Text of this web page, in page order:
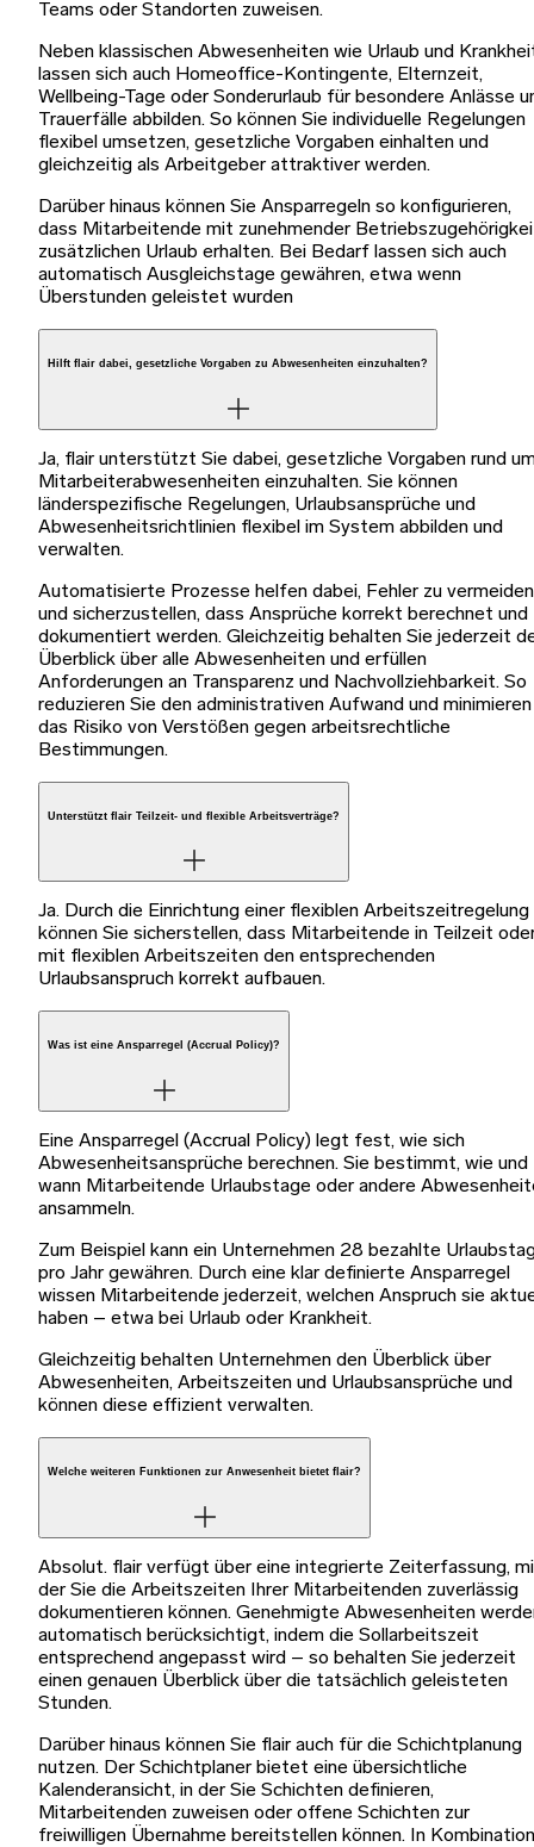
Teams oder Standorten zuweisen.
Neben klassischen Abwesenheiten wie Urlaub und
lassen sich auch Homeoffice-Kontingente, Elternzeit,
Wellbeing-Tage oder Sonderurlaub für besondere Anlässe
Trauerfälle abbilden. So können Sie individuelle Regelungen
flexibel umsetzen, gesetzliche Vorgaben einhalten und
gleichzeitig als Arbeitgeber attraktiver werden.
Darüber hinaus können Sie Ansparregeln so konfigurieren,
dass Mitarbeitende mit zunehmender
zusätzlichen Urlaub erhalten. Bei Bedarf lassen sich auch
automatisch Ausgleichstage gewähren, etwa wenn
Überstunden geleistet wurden
Hilft flair dabei, gesetzliche Vorgaben zu Abwesenheiten einzuhalten?
Ja, flair unterstützt Sie dabei, gesetzliche Vorgaben rund
Mitarbeiterabwesenheiten einzuhalten. Sie können
länderspezifische Regelungen, Urlaubsansprüche und
Abwesenheitsrichtlinien flexibel im System abbilden und
verwalten.
Automatisierte Prozesse helfen dabei, Fehler zu vermeiden
und sicherzustellen, dass Ansprüche korrekt berechnet und
dokumentiert werden. Gleichzeitig behalten Sie jederzeit
Überblick über alle Abwesenheiten und erfüllen
Anforderungen an Transparenz und Nachvollziehbarkeit. So
reduzieren Sie den administrativen Aufwand und minimieren
das Risiko von Verstößen gegen arbeitsrechtliche
Bestimmungen.
Unterstützt flair Teilzeit- und flexible Arbeitsverträge?
Ja. Durch die Einrichtung einer flexiblen Arbeitszeitregelung
können Sie sicherstellen, dass Mitarbeitende in Teilzeit
mit flexiblen Arbeitszeiten den entsprechenden
Urlaubsanspruch korrekt aufbauen.
Was ist eine Ansparregel (Accrual Policy)?
Eine Ansparregel (Accrual Policy) legt fest, wie sich
Abwesenheitsansprüche berechnen. Sie bestimmt, wie und
wann Mitarbeitende Urlaubstage oder andere
ansammeln.
Zum Beispiel kann ein Unternehmen 28 bezahlte
pro Jahr gewähren. Durch eine klar definierte Ansparregel
wissen Mitarbeitende jederzeit, welchen Anspruch sie
haben – etwa bei Urlaub oder Krankheit.
Gleichzeitig behalten Unternehmen den Überblick über
Abwesenheiten, Arbeitszeiten und Urlaubsansprüche und
können diese effizient verwalten.
Welche weiteren Funktionen zur Anwesenheit bietet flair?
Absolut. flair verfügt über eine integrierte Zeiterfassung,
der Sie die Arbeitszeiten Ihrer Mitarbeitenden zuverlässig
dokumentieren können. Genehmigte Abwesenheiten
automatisch berücksichtigt, indem die Sollarbeitszeit
entsprechend angepasst wird – so behalten Sie jederzeit
einen genauen Überblick über die tatsächlich geleisteten
Stunden.
Darüber hinaus können Sie flair auch für die Schichtplanung
nutzen. Der Schichtplaner bietet eine übersichtliche
Kalenderansicht, in der Sie Schichten definieren,
Mitarbeitenden zuweisen oder offene Schichten zur
freiwilligen Übernahme bereitstellen können. In Kombination